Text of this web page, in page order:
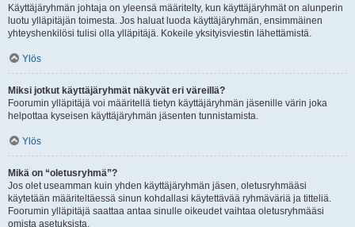
Käyttäjäryhmän johtaja on yleensä määritelty, kun käyttäjäryhmät on alunperin
luotu ylläpitäjän toimesta. Jos haluat luoda käyttäjäryhmän, ensimmäinen
yhteyshenkilösi tulisi olla ylläpitäjä. Kokeile yksityisviestin lähettämistä.
Ylös
Miksi jotkut käyttäjäryhmät näkyvät eri väreillä?
Foorumin ylläpitäjä voi määritellä tietyn käyttäjäryhmän jäsenille värin joka
helpottaa kyseisen käyttäjäryhmän jäsenten tunnistamista.
Ylös
Mikä on “oletusryhmä”?
Jos olet useamman kuin yhden käyttäjäryhmän jäsen, oletusryhmääsi
käytetään määriteltäessä sinun kohdallasi käytettävää ryhmäväriä ja titteliä.
Foorumin ylläpitäjä saattaa antaa sinulle oikeudet vaihtaa oletusryhmääsi
omista asetuksista.